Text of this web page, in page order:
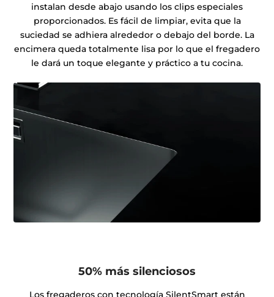
instalan desde abajo usando los clips especiales
proporcionados. Es fácil de limpiar, evita que la
suciedad se adhiera alrededor o debajo del borde. La
encimera queda totalmente lisa por lo que el fregadero
le dará un toque elegante y práctico a tu cocina.
50% más silenciosos
Los fregaderos con tecnología SilentSmart están